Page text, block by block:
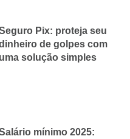
Pix: proteja seu
de golpes com
uma solução simples
mínimo 2025: